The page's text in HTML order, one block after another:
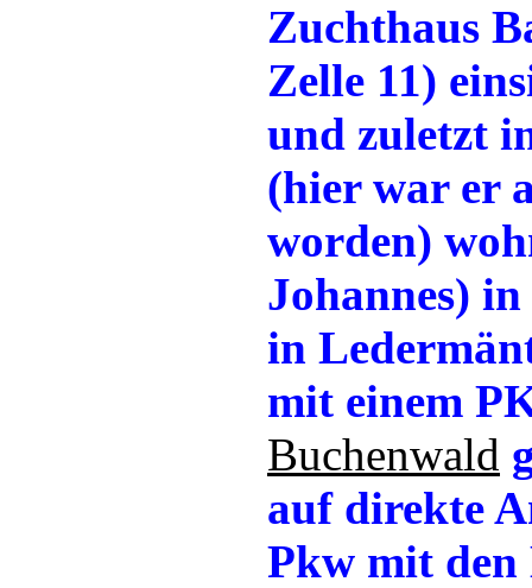
Zuchthaus
Zelle 11)
und zuletzt
(hier war er
worden)
Johannes)
in
mit einem
Buchenwald
auf direkte
Pkw mit den